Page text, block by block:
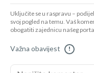
Uključite se u raspravu –
svoj pogled na temu. Vaš
obogatiti zajednicu našeg
Važna obavijest !